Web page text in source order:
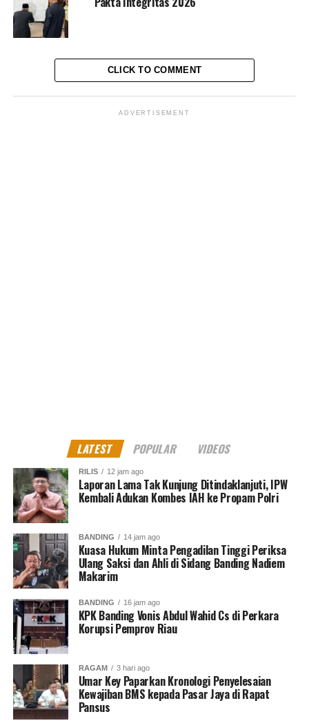
Rincian uang yang diterima Rohadi antara lain, Suap
aktif sebesar Rp 1,21 miliar, suap pasif sebesar Rp 3,453
Senior Jurnalis Pantau Sidang By PT Kilas Pewarta Media
CLICK TO COMMENT
ADVERTISEMENT
LATEST POPULAR VIDEOS
RILIS 12 jam ago
Laporan Lama Tak Kunjung Ditindaklanjuti, IPW
Kembali Adukan Kombes IAH ke Propam Polri
BANDING 14 jam ago
Kuasa Hukum Minta Pengadilan Tinggi Periksa
Ulang Saksi dan Ahli di Sidang Banding Nadiem
Makarim
BANDING 16 jam ago
KPK Banding Vonis Abdul Wahid Cs di Perkara
Korupsi Pemprov Riau
RAGAM 3 hari ago
Umar Key Paparkan Kronologi Penyelesaian
Kewajiban BMS kepada Pasar Jaya di Rapat
Pansus